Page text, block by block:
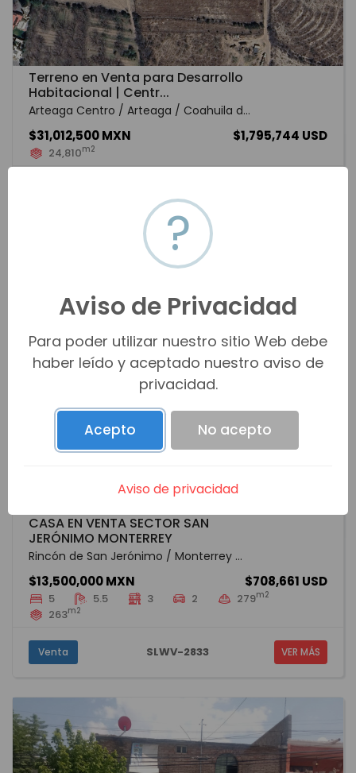
Terreno en Venta para Desarrollo
Habitacional | Centr...
Arteaga Centro / Arteaga / Coahuila d...
$31,012,500 MXN $1,795,744 USD
24,810m2
CASA EN VENTA SECTOR SAN
JERÓNIMO MONTERREY
Rincón de San Jerónimo / Monterrey ...
$13,500,000 MXN $708,661 USD
5 5.5 3 2 279m2
263m2
Venta SLWV-2833 VER MÁS
?
Aviso de Privacidad
Para poder utilizar nuestro sitio Web debe
haber leído y aceptado nuestro aviso de
privacidad.
Acepto No acepto
Aviso de privacidad